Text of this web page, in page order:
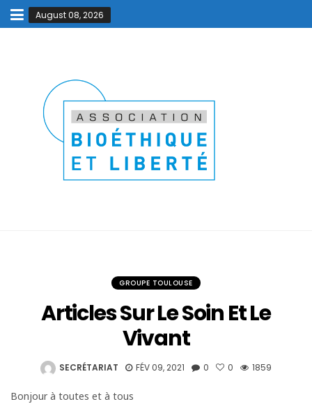
August 08, 2026
GROUPE TOULOUSE
Articles Sur Le Soin Et Le
Vivant
SECRÉTARIAT FÉV 09, 2021 0 0 1859
Bonjour à toutes et à tous